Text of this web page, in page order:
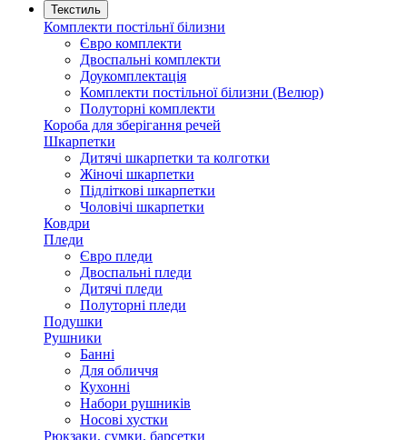
Текстиль
Комплекти постільнї білизни
Євро комплекти
Двоспальні комплекти
Доукомплектація
Комплекти постільної білизни (Велюр)
Полуторні комплекти
Короба для зберігання речей
Шкарпетки
Дитячі шкарпетки та колготки
Жіночі шкарпетки
Підліткові шкарпетки
Чоловічі шкарпетки
Ковдри
Пледи
Євро пледи
Двоспальні пледи
Дитячі пледи
Полуторні пледи
Подушки
Рушники
Банні
Для обличчя
Кухонні
Набори рушників
Носові хустки
Рюкзаки, сумки, барсетки